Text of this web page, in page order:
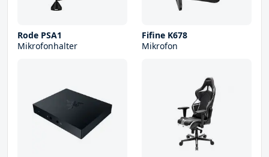
Rode PSA1
Mikrofonhalter
Fifine K678
Mikrofon